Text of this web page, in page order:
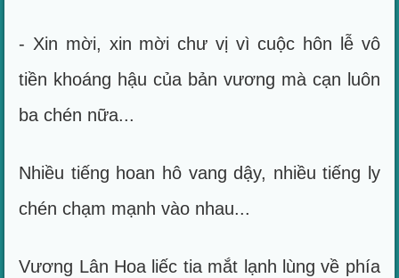
- Xin mời, xin mời chư vị vì cuộc hôn lễ vô
tiền khoáng hậu của bản vương mà cạn luôn
ba chén nữa...
Nhiều tiếng hoan hô vang dậy, nhiều tiếng ly
chén chạm mạnh vào nhau...
Vương Lân Hoa liếc tia mắt lạnh lùng về phía